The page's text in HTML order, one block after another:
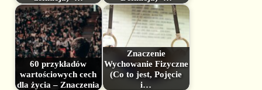
60 przykładów
wartościowych cech
dla życia – Znaczenia
Znaczenie
Wychowanie Fizyczne
(Co to jest, Pojęcie
i…